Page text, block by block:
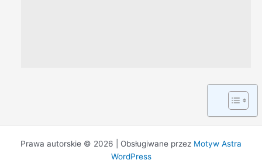
Prawa autorskie © 2026 | Obsługiwane przez Motyw Astra
WordPress